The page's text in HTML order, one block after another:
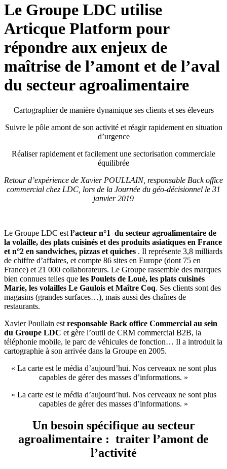
Le Groupe LDC utilise
Articque Platform pour
répondre aux enjeux de
maîtrise de l’amont et de l’aval
du secteur agroalimentaire
Cartographier de manière dynamique ses clients et ses éleveurs
Suivre le pôle amont de son activité et réagir rapidement en situation
d’urgence
Réaliser rapidement et facilement une sectorisation commerciale
équilibrée
Retour d’expérience de Xavier POULLAIN, responsable Back office
commercial chez LDC, lors de la Journée du géo-décisionnel le 31
janvier 2019
Le Groupe LDC est l’acteur n°1 du secteur agroalimentaire de
la volaille, des plats cuisinés et des produits asiatiques en France
et n°2 en sandwiches, pizzas et quiches . Il représente 3,8 milliards
de chiffre d’affaires, et compte 86 sites en Europe (dont 75 en
France) et 21 000 collaborateurs. Le Groupe rassemble des marques
bien connues telles que les Poulets de Loué, les plats cuisinés
Marie, les volailles Le Gaulois et Maître Coq. Ses clients sont des
magasins (grandes surfaces…), mais aussi des chaînes de
restaurants.
Xavier Poullain est responsable Back office Commercial au sein
du Groupe LDC et gère l’outil de CRM commercial B2B, la
téléphonie mobile, le parc de véhicules de fonction… Il a introduit la
cartographie à son arrivée dans la Groupe en 2005.
« La carte est le média d’aujourd’hui. Nos cerveaux ne sont plus
capables de gérer des masses d’informations. »
« La carte est le média d’aujourd’hui. Nos cerveaux ne sont plus
capables de gérer des masses d’informations. »
Un besoin spécifique au secteur
agroalimentaire : traiter l’amont de
l’activité